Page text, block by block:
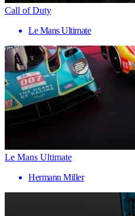
Call of Duty
Le Mans Ultimate
Le Mans Ultimate
Hermann Miller